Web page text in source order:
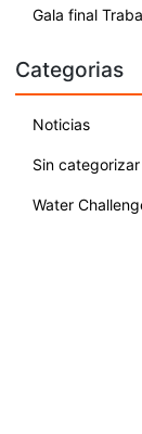
Gala final
Categorias
Noticias
Sin categorizar
Water